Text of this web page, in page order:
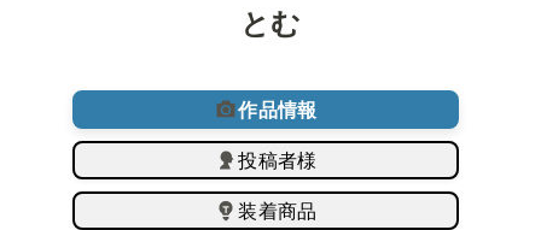
とむ
作品情報
投稿者様
装着商品